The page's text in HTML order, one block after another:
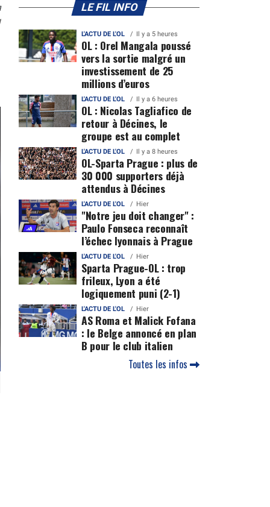
LE FIL INFO
L'ACTU DE L'OL Il y a 5 heures
OL : Orel Mangala poussé
vers la sortie malgré un
investissement de 25
millions d’euros
L'ACTU DE L'OL Il y a 6 heures
OL : Nicolas Tagliafico de
retour à Décines, le
groupe est au complet
L'ACTU DE L'OL Il y a 8 heures
OL-Sparta Prague : plus de
30 000 supporters déjà
attendus à Décines
L'ACTU DE L'OL Hier
"Notre jeu doit changer" :
Paulo Fonseca reconnaît
l’échec lyonnais à Prague
L'ACTU DE L'OL Hier
Sparta Prague-OL : trop
frileux, Lyon a été
logiquement puni (2-1)
L'ACTU DE L'OL Hier
AS Roma et Malick Fofana
: le Belge annoncé en plan
B pour le club italien
Toutes les infos